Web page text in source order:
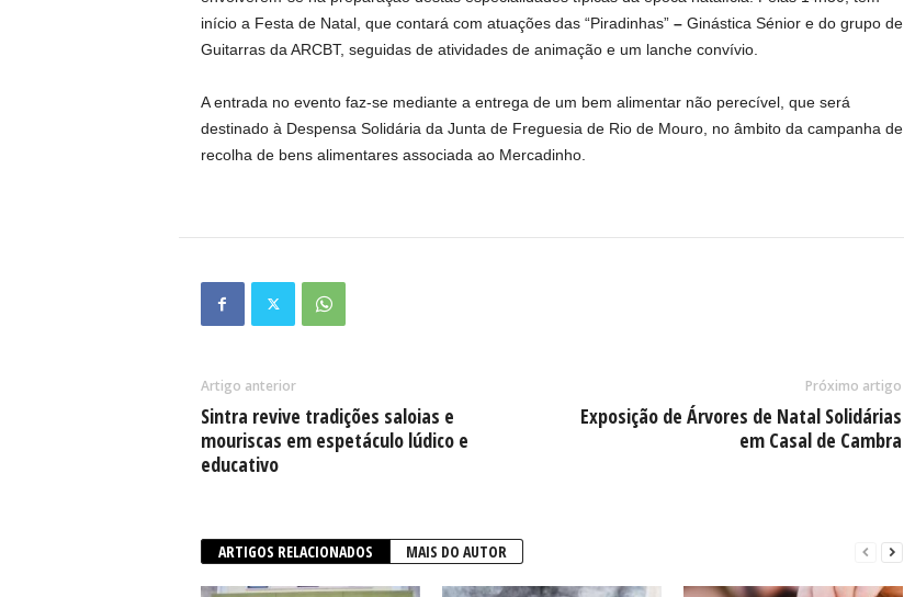
início a Festa de Natal, que contará com atuações das “Piradinhas” –Ginástica Sénior e do grupo de
Guitarras da ARCBT, seguidas de atividades de animação e um lanche convívio.
A entrada no evento faz-se mediante a entrega de um bem alimentar não perecível, que será
destinado à Despensa Solidária da Junta de Freguesia de Rio de Mouro, no âmbito da campanha de
recolha de bens alimentares associada ao Mercadinho.
Artigo anterior
Sintra revive tradições saloias e
mouriscas em espetáculo lúdico e
educativo
Próximo artigo
Exposição de Árvores de Natal Solidárias
em Casal de Cambra
ARTIGOS RELACIONADOS MAIS DO AUTOR